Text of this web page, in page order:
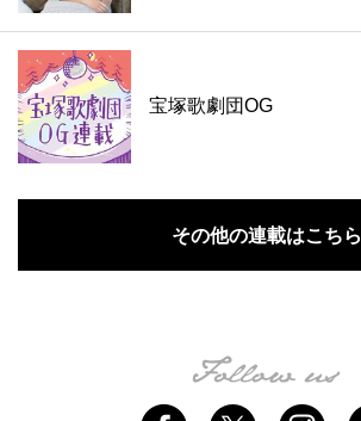
宝塚歌劇団OG
その他の連載はこちら